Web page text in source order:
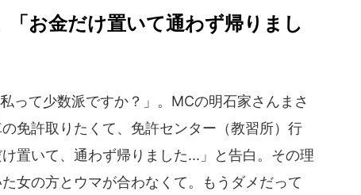
「お金だけ置いて通わず帰りまし
って少数派ですか？」。MCの明石家さんまさ
免許取りたくて、免許センター（教習所）行
置いて、通わず帰りました...」と告白。その理
女の方とウマが合わなくて。もうダメだって